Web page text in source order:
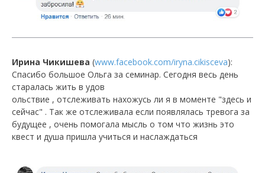
Ирина Чикишева (www.facebook.com/iryna.cikisceva):
Спасибо большое Ольга за семинар. Сегодня весь день
старалась жить в удов
ольствие , отслеживать нахожусь ли я в моменте "здесь и
сейчас" . Так же отслеживала если появлялась тревога за
будущее , очень помогала мысль о том что жизнь это
квест и душа пришла учиться и наслаждаться